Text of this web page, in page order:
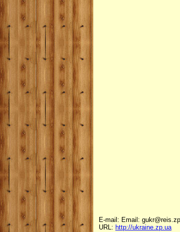
E-mail: Email:
URL: http://ukraine.zp.ua